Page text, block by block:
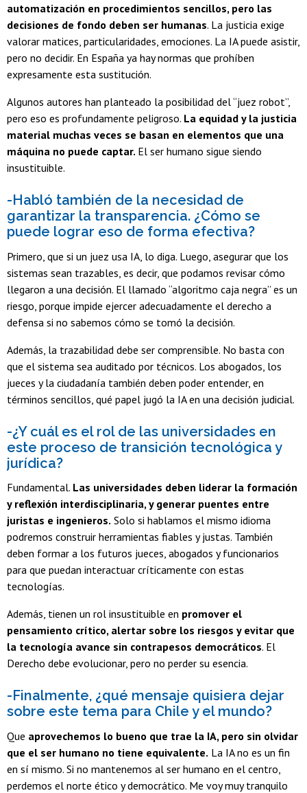
automatización en procedimientos sencillos, pero las
decisiones de fondo deben ser humanas. La justicia exige
valorar matices, particularidades, emociones. La IA puede asistir,
pero no decidir. En España ya hay normas que prohíben
expresamente esta sustitución.
Algunos autores han planteado la posibilidad del “juez robot”,
pero eso es profundamente peligroso. La equidad y la justicia
material muchas veces se basan en elementos que una
máquina no puede captar. El ser humano sigue siendo
insustituible.
-Habló también de la necesidad de
garantizar la transparencia. ¿Cómo se
puede lograr eso de forma efectiva?
Primero, que si un juez usa IA, lo diga. Luego, asegurar que los
sistemas sean trazables, es decir, que podamos revisar cómo
llegaron a una decisión. El llamado “algoritmo caja negra” es un
riesgo, porque impide ejercer adecuadamente el derecho a
defensa si no sabemos cómo se tomó la decisión.
Además, la trazabilidad debe ser comprensible. No basta con
que el sistema sea auditado por técnicos. Los abogados, los
jueces y la ciudadanía también deben poder entender, en
términos sencillos, qué papel jugó la IA en una decisión judicial.
-¿Y cuál es el rol de las universidades en
este proceso de transición tecnológica y
jurídica?
Fundamental. Las universidades deben liderar la formación
y reflexión interdisciplinaria, y generar puentes entre
juristas e ingenieros. Solo si hablamos el mismo idioma
podremos construir herramientas fiables y justas. También
deben formar a los futuros jueces, abogados y funcionarios
para que puedan interactuar críticamente con estas
tecnologías.
Además, tienen un rol insustituible en promover el
pensamiento crítico, alertar sobre los riesgos y evitar que
la tecnología avance sin contrapesos democráticos. El
Derecho debe evolucionar, pero no perder su esencia.
-Finalmente, ¿qué mensaje quisiera dejar
sobre este tema para Chile y el mundo?
Que aprovechemos lo bueno que trae la IA, pero sin olvidar
que el ser humano no tiene equivalente. La IA no es un fin
en sí mismo. Si no mantenemos al ser humano en el centro,
perdemos el norte ético y democrático. Me voy muy tranquilo